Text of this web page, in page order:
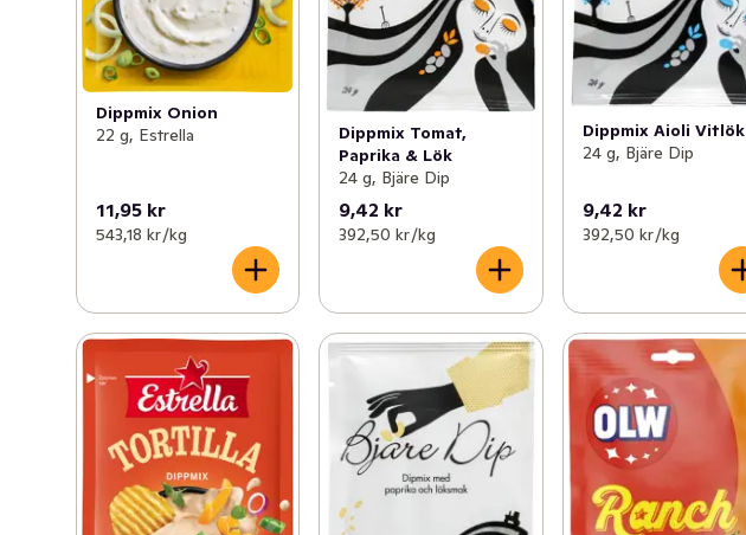
Dippmix Onion
22 g, Estrella
11,95 kr
543,18 kr /kg
Dippmix Tomat,
Paprika & Lök
24 g, Bjäre Dip
9,42 kr
392,50 kr /kg
Dippmix Aioli Vitlök
24 g, Bjäre Dip
9,42 kr
392,50 kr /kg